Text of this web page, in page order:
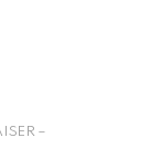
–